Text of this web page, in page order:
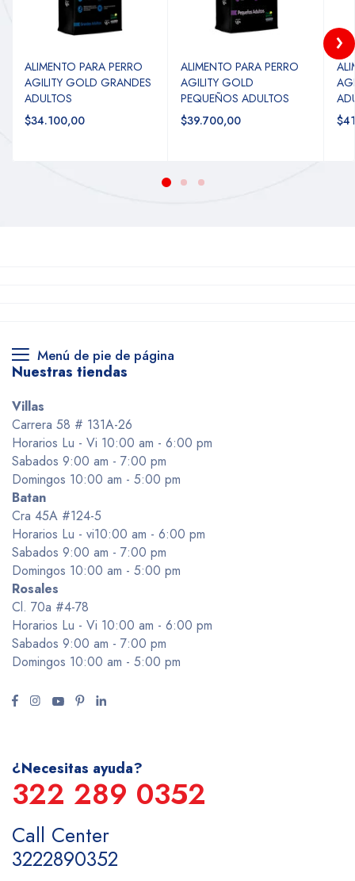
ALIMENTO PARA PERRO
AGILITY GOLD GRANDES
ADULTOS
$34.100,00
ALIMENTO PARA PERRO
AGILITY GOLD
PEQUEÑOS ADULTOS
$39.700,00
Menú de pie de página
Nuestras tiendas
Villas
Carrera 58 # 131A-26
Horarios Lu - Vi 10:00 am - 6:00 pm
Sabados 9:00 am - 7:00 pm
Domingos 10:00 am - 5:00 pm
Batan
Cra 45A #124-5
Horarios Lu - vi10:00 am - 6:00 pm
Sabados 9:00 am - 7:00 pm
Domingos 10:00 am - 5:00 pm
Rosales
Cl. 70a #4-78
Horarios Lu - Vi 10:00 am - 6:00 pm
Sabados 9:00 am - 7:00 pm
Domingos 10:00 am - 5:00 pm
¿Necesitas ayuda?
322 289 0352
Call Center
3222890352